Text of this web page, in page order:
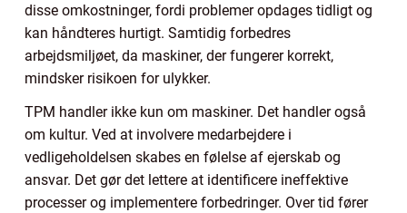
disse omkostninger, fordi problemer opdages tidligt og
kan håndteres hurtigt. Samtidig forbedres
arbejdsmiljøet, da maskiner, der fungerer korrekt,
mindsker risikoen for ulykker.
TPM handler ikke kun om maskiner. Det handler også
om kultur. Ved at involvere medarbejdere i
vedligeholdelsen skabes en følelse af ejerskab og
ansvar. Det gør det lettere at identificere ineffektive
processer og implementere forbedringer. Over tid fører